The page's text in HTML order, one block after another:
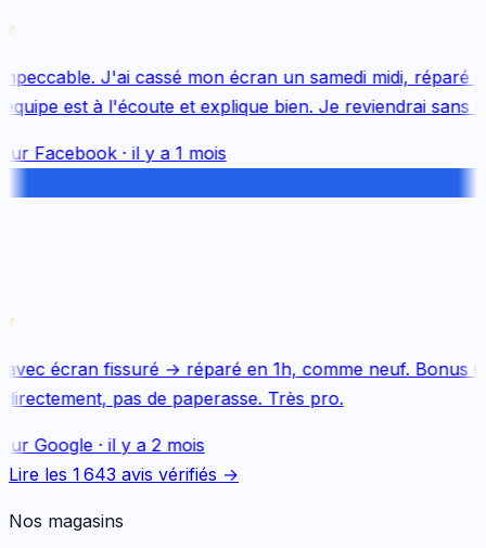
J'ai cassé mon écran un samedi midi, réparé le
est à l'écoute et explique bien. Je reviendrai sans
Facebook· il y a 1 mois
écran fissuré → réparé en 1h, comme neuf. Bonus
pas de paperasse. Très pro.
Google· il y a 2 mois
Lire les 1 643 avis vérifiés →
Nos magasins